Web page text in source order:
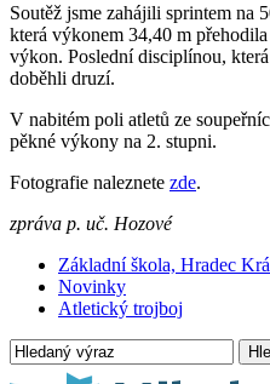
Soutěž jsme zahájili sprintem na
která výkonem 34,40 m
výkon. Poslední disciplínou,
doběhli druzí.
V nabitém poli atletů ze
pěkné výkony na 2. stupni.
Fotografie naleznete zde.
zpráva p. uč. Hozové
Základní škola, Hradec
Novinky
Atletický trojboj